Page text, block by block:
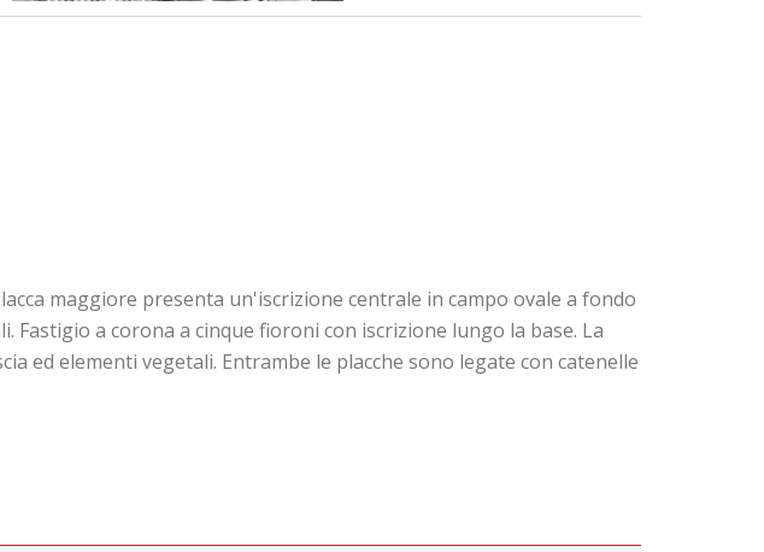
maggiore presenta un'iscrizione centrale in campo ovale a fondo
a corona a cinque fioroni con iscrizione lungo la base. La
ed elementi vegetali. Entrambe le placche sono legate con catenelle